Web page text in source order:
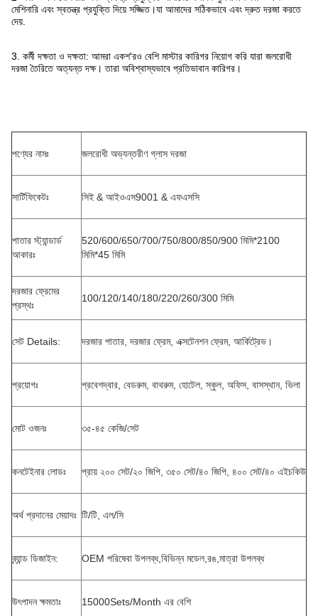
মেশিনারি এবং স্বতন্ত্র প্রযুক্তি দিয়ে সজ্জিত।যা আমাদের সঠিকভাবে এবং দ্রুত দরজা করতে
দেয়.
3. কর্মী দক্ষতা ও দক্ষতা: আমরা একশ'রও বেশি মাস্টার কারিগর নিয়োগ করি যারা জলরোধী
দরজা তৈরিতে অত্যন্ত দক্ষ। তারা অবিশ্বাস্যভাবে প্রতিভাবান কারিগর।
পণ্যের নামঃ জলরোধী অভ্যন্তরীণ গ্লাস দরজা
সার্টিফিকেটঃ সিই & আইওএস9001 & এফএসসি
পাতার স্ট্যান্ডার্ড
আকারঃ
520/600/650/700/750/800/850/900 মিমি*2100
মিমি*45 মিমি
দরজার ফ্রেমের
প্রস্থঃ
100/120/140/180/220/260/300 মিমি
সেট Details: দরজার পাতার, দরজার ফ্রেম, এক্সটেনশন ফ্রেম, আর্কিট্রেভ।
প্রয়োগঃ প্রবেশদ্বার, বেডরুম, বাথরুম, হোটেল, স্কুল, অফিস, বাসস্থান, ভিলা
মোট ওজনঃ ৩৫-৪৫ কেজি/সেট
কনটেইনার লোডঃ প্রায় ২০০ সেট/২০ জিপি, ৩৫০ সেট/৪০ জিপি, ৪০০ সেট/৪০ এইচকিউ
অর্থ প্রদানের মেয়াদঃ টি/টি, এল/সি
ব্র্যান্ড ডিজাইন: OEM পরিষেবা উপলব্ধ,বিভিন্ন মডেল,রঙ,মাত্রা উপলব্ধ
উৎপাদন ক্ষমতাঃ 15000Sets/Month এর বেশি